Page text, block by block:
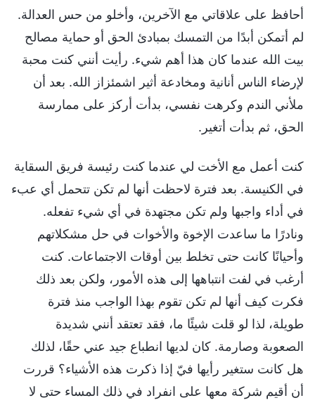
أحافظ على علاقاتي مع الآخرين، وأخلو من حس العدالة.
لم أتمكن أبدًا من التمسك بمبادئ الحق أو حماية مصالح
بيت الله عندما كان هذا أهم شيء. رأيت أنني كنت محبة
لإرضاء الناس أنانية ومخادعة أثير اشمئزاز الله. بعد أن
ملأني الندم وكرهت نفسي، بدأت أركز على ممارسة
الحق، ثم بدأت أتغير.
كنت أعمل مع الأخت لي عندما كنت رئيسة فريق السقاية
في الكنيسة. بعد فترة لاحظت أنها لم تكن تتحمل أي عبء
في أداء واجبها ولم تكن مجتهدة في أي شيء تفعله.
ونادرًا ما ساعدت الإخوة والأخوات في حل مشكلاتهم
وأحيانًا كانت حتى تخلط بين أوقات الاجتماعات. كنت
أرغب في لفت انتباهها إلى هذه الأمور، ولكن بعد ذلك
فكرت كيف أنها لم تكن تقوم بهذا الواجب منذ فترة
طويلة، لذا لو قلت شيئًا ما، فقد تعتقد أنني شديدة
الصعوبة وصارمة. كان لديها انطباع جيد عني حقًا، لذلك
هل كانت ستغير رأيها فيّ إذا ذكرت هذه الأشياء؟ قررت
أن أقيم شركة معها على انفراد في ذلك المساء حتى لا